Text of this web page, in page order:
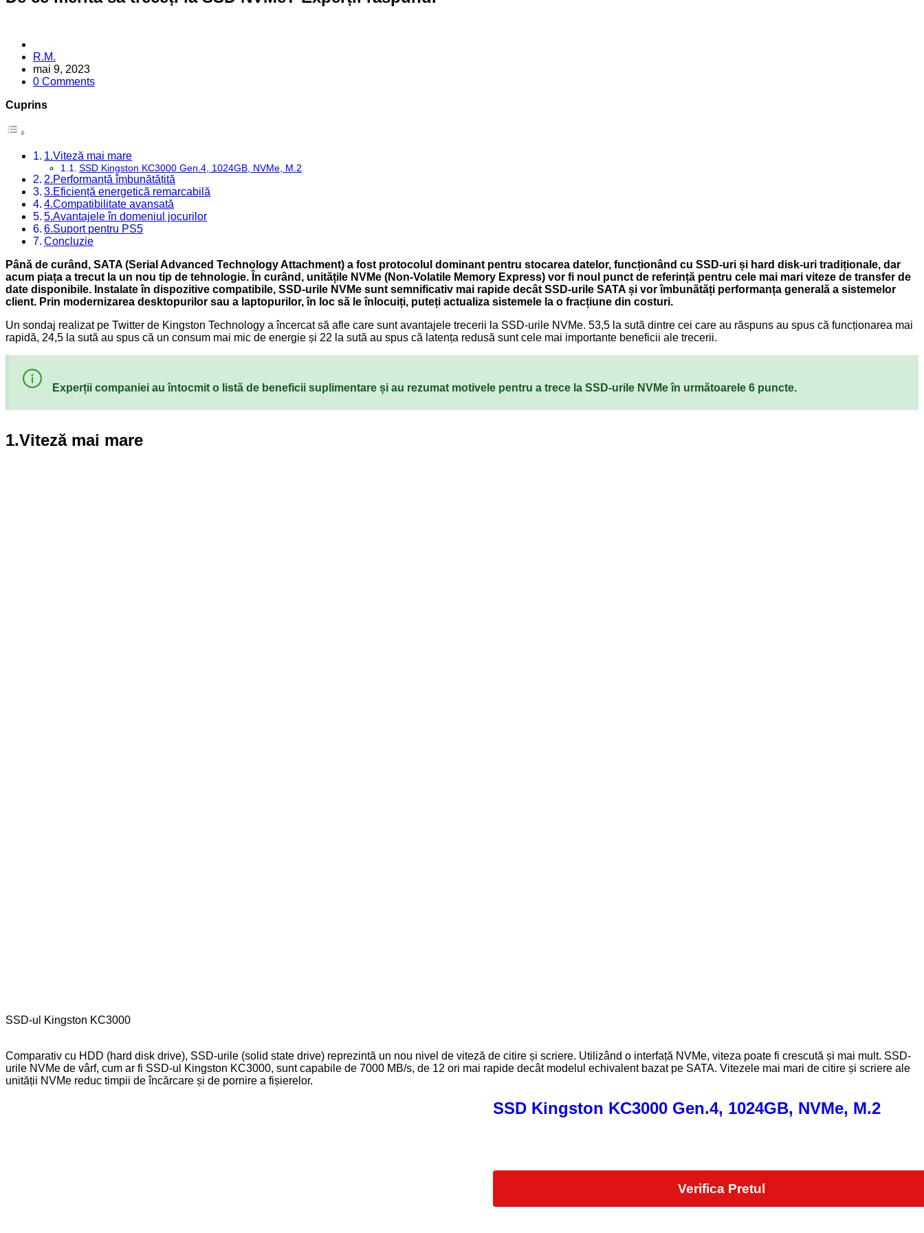
Posted
by
R.M.
mai 9, 2023
0 Comments
Cuprins
1.Viteză mai mare
SSD Kingston KC3000 Gen.4, 1024GB, NVMe, M.2
2.Performanță îmbunătățită
3.Eficiență energetică remarcabilă
4.Compatibilitate avansată
5.Avantajele în domeniul jocurilor
6.Suport pentru PS5
Concluzie
Până de curând, SATA (Serial Advanced Technology Attachment) a fost protocolul dominant pentru stocarea datelor, funcționând cu SSD-uri și hard disk-uri tradiționale, dar
acum piața a trecut la un nou tip de tehnologie. În curând, unitățile NVMe (Non-Volatile Memory Express) vor fi noul punct de referință pentru cele mai mari viteze de transfer de
date disponibile. Instalate în dispozitive compatibile, SSD-urile NVMe sunt semnificativ mai rapide decât SSD-urile SATA și vor îmbunătăți performanța generală a sistemelor
client. Prin modernizarea desktopurilor sau a laptopurilor, în loc să le înlocuiți, puteți actualiza sistemele la o fracțiune din costuri.
Un sondaj realizat pe Twitter de Kingston Technology a încercat să afle care sunt avantajele trecerii la SSD-urile NVMe. 53,5 la sută dintre cei care au răspuns au spus că funcționarea mai
rapidă, 24,5 la sută au spus că un consum mai mic de energie și 22 la sută au spus că latența redusă sunt cele mai importante beneficii ale trecerii.
Experții companiei au întocmit o listă de beneficii suplimentare și au rezumat motivele pentru a trece la SSD-urile NVMe în următoarele 6 puncte.
1.Viteză mai mare
SSD-ul Kingston KC3000
Comparativ cu HDD (hard disk drive), SSD-urile (solid state drive) reprezintă un nou nivel de viteză de citire și scriere. Utilizând o interfață NVMe, viteza poate fi crescută și mai mult. SSD-
urile NVMe de vârf, cum ar fi SSD-ul Kingston KC3000, sunt capabile de 7000 MB/s, de 12 ori mai rapide decât modelul echivalent bazat pe SATA. Vitezele mai mari de citire și scriere ale
unității NVMe reduc timpii de încărcare și de pornire a fișierelor.
SSD Kingston KC3000 Gen.4, 1024GB, NVMe, M.2
Verifica Pretul